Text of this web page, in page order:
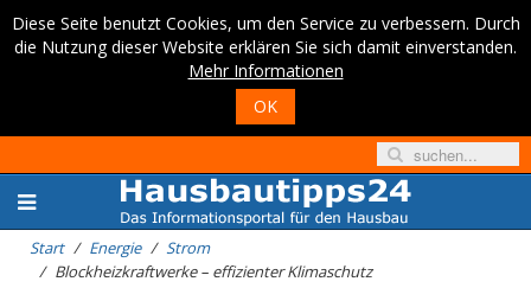
Diese Seite benutzt Cookies, um den Service zu verbessern. Durch
die Nutzung dieser Website erklären Sie sich damit einverstanden.
Mehr Informationen
OK
Start Energie
Strom
Blockheizkraftwerke – effizienter Klimaschutz